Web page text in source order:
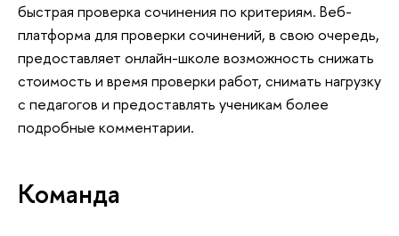
быстрая проверка сочинения по критериям. Веб-
платформа для проверки сочинений, в свою очередь,
предоставляет онлайн-школе возможность снижать
стоимость и время проверки работ, снимать нагрузку
с педагогов и предоставлять ученикам более
подробные комментарии.
Команда